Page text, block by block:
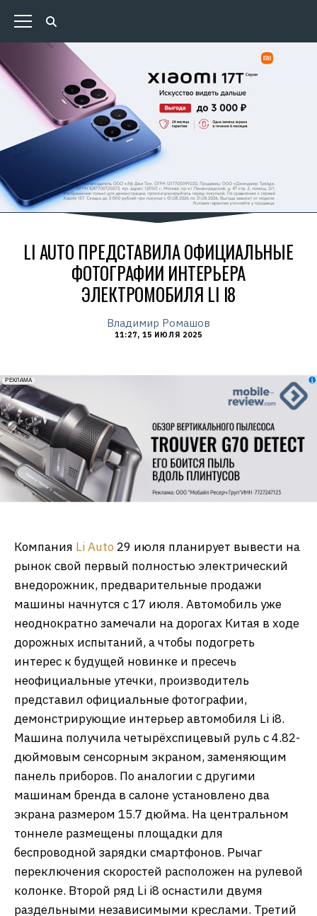
LI AUTO ПРЕДСТАВИЛА ОФИЦИАЛЬНЫЕ
ФОТОГРАФИИ ИНТЕРЬЕРА
ЭЛЕКТРОМОБИЛЯ LI I8
Владимир Ромашов
11:27, 15 ИЮЛЯ 2025
erid: 2VfnxxmNzs5
РЕКЛАМА
Компания Li Auto 29 июля планирует вывести на
рынок свой первый полностью электрический
внедорожник, предварительные продажи
машины начнутся с 17 июля. Автомобиль уже
неоднократно замечали на дорогах Китая в ходе
дорожных испытаний, а чтобы подогреть
интерес к будущей новинке и пресечь
неофициальные утечки, производитель
представил официальные фотографии,
демонстрирующие интерьер автомобиля Li i8.
Машина получила четырёхспицевый руль с 4.82-
дюймовым сенсорным экраном, заменяющим
панель приборов. По аналогии с другими
машинам бренда в салоне установлено два
экрана размером 15.7 дюйма. На центральном
тоннеле размещены площадки для
беспроводной зарядки смартфонов. Рычаг
переключения скоростей расположен на рулевой
колонке. Второй ряд Li i8 оснастили двумя
раздельными независимыми креслами. Третий